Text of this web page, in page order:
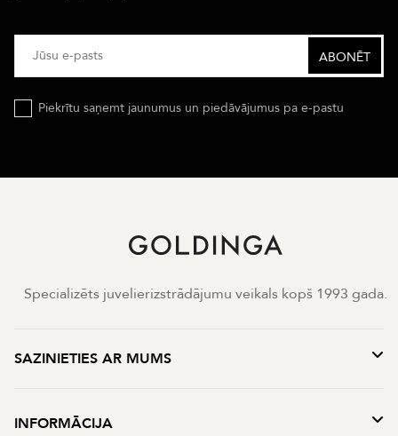
Piekrītu saņemt jaunumus un piedāvājumus pa e-pastu
Specializēts juvelierizstrādājumu veikals kopš 1993 gada.
SAZINIETIES AR MUMS
INFORMĀCIJA